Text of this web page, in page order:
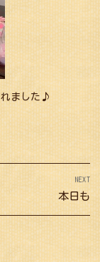
れました♪
NEXT
Next
post:
本日も